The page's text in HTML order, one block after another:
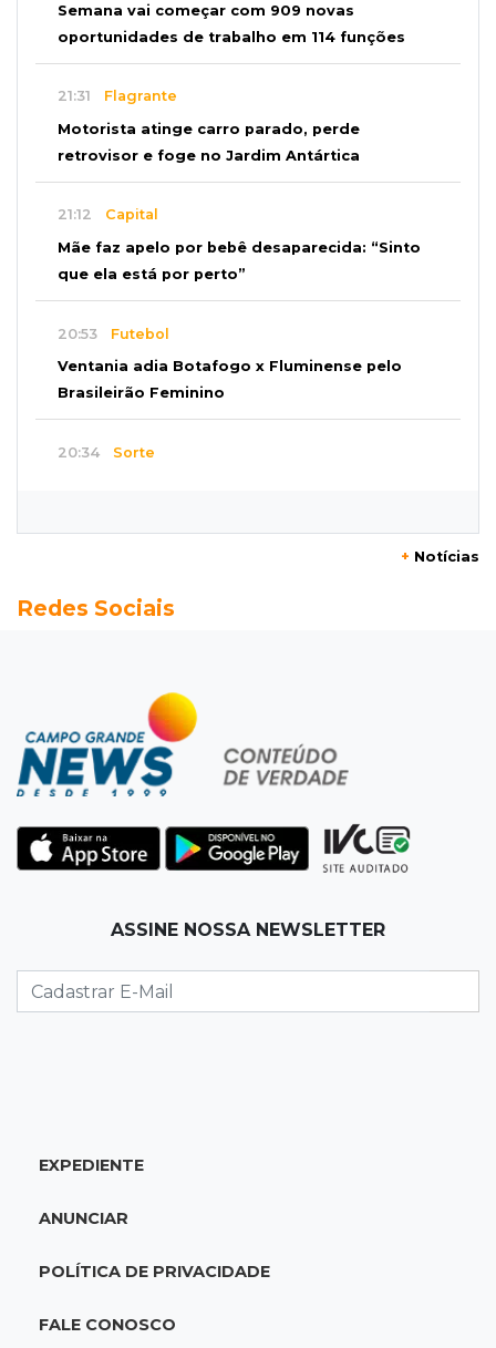
Semana vai começar com 909 novas
oportunidades de trabalho em 114 funções
21:31 Flagrante
Motorista atinge carro parado, perde
retrovisor e foge no Jardim Antártica
21:12 Capital
Mãe faz apelo por bebê desaparecida: “Sinto
que ela está por perto”
20:53 Futebol
Ventania adia Botafogo x Fluminense pelo
Brasileirão Feminino
20:34 Sorte
Fiscalização apreende remédios de farmácia
São Gabriel do Oeste
Suspeitos de ocupar avião interceptado pela
FAB morrem em confronto
Dólar comercial cai 0,46% e encerra semana
cotado a R$ 5,08
95º caso
após reagir à abordagem policial
18:36Decisão
inédito à Série A2 feminina
Após chuva, despedida do "sextou" é com pôr
+ Notícias
Redes Sociais
ASSINE NOSSA NEWSLETTER
EXPEDIENTE
ANUNCIAR
POLÍTICA DE PRIVACIDADE
FALE CONOSCO